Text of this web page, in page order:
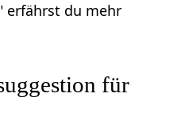
erfährst du mehr
für